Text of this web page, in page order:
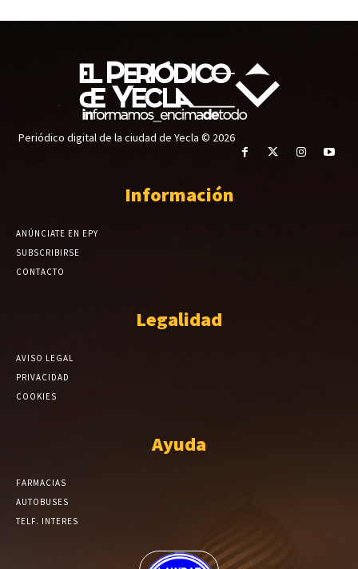
Periódico digital de la ciudad de Yecla © 2026
Información
ANÚNCIATE EN EPY
SUBSCRIBIRSE
CONTACTO
Legalidad
AVISO LEGAL
PRIVACIDAD
COOKIES
Ayuda
FARMACIAS
AUTOBUSES
TELF. INTERES